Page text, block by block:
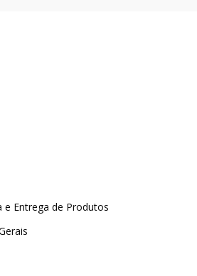
e Entrega de Produtos